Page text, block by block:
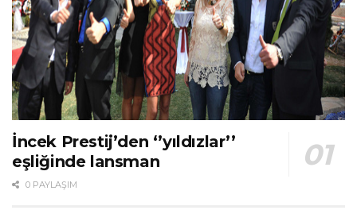
İncek Prestij’den ‘’yıldızlar’’
eşliğinde lansman
0 PAYLAŞIM